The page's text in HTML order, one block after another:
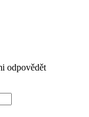
odpovědět